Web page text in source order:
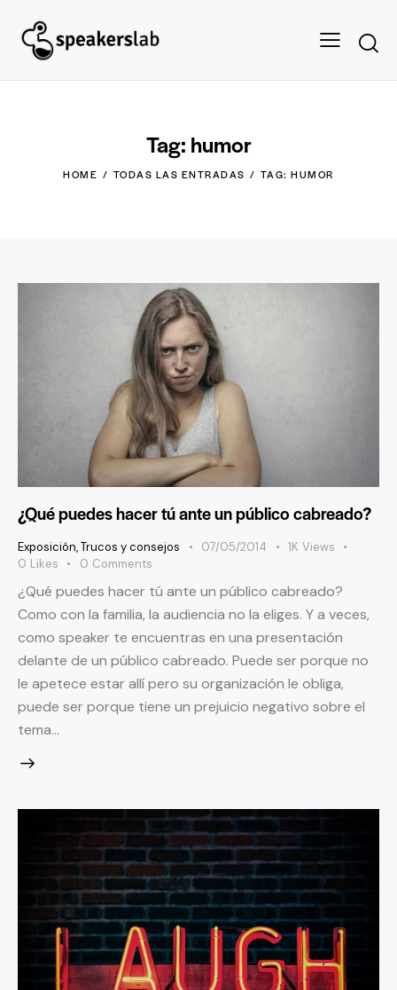
Tag: humor
HOME TODAS LAS ENTRADAS TAG: HUMOR
¿Qué puedes hacer tú ante un público cabreado?
Exposición,Trucos y consejos 07/05/2014 1K Views
0 Likes 0 Comments
¿Qué puedes hacer tú ante un público cabreado?
Como con la familia, la audiencia no la eliges. Y a veces,
como speaker te encuentras en una presentación
delante de un público cabreado. Puede ser porque no
le apetece estar allí pero su organización le obliga,
puede ser porque tiene un prejuicio negativo sobre el
tema…